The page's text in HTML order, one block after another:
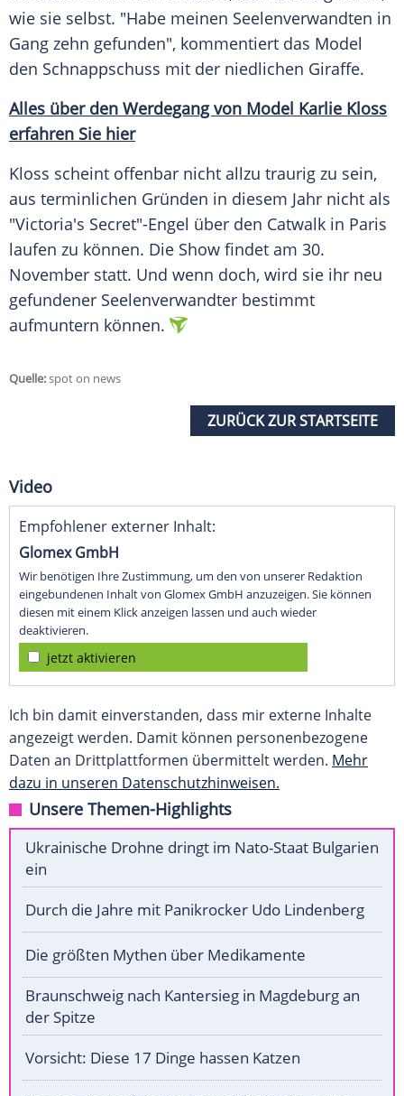
wie sie selbst. "Habe meinen Seelenverwandten in
Gang zehn gefunden", kommentiert das Model
den Schnappschuss mit der niedlichen Giraffe.
Alles über den Werdegang von Model Karlie Kloss
erfahren Sie hier
Kloss scheint offenbar nicht allzu traurig zu sein,
aus terminlichen Gründen in diesem Jahr nicht als
"Victoria's Secret"-Engel über den Catwalk in Paris
laufen zu können. Die Show findet am 30.
November statt. Und wenn doch, wird sie ihr neu
gefundener Seelenverwandter bestimmt
aufmuntern können.
Quelle:spot on news
ZURÜCK ZUR STARTSEITE
Video
Empfohlener externer Inhalt:
Glomex GmbH
Wir benötigen Ihre Zustimmung, um den von unserer Redaktion
eingebundenen Inhalt von Glomex GmbH anzuzeigen. Sie können
diesen mit einem Klick anzeigen lassen und auch wieder
deaktivieren.
jetzt aktivieren
Ich bin damit einverstanden, dass mir externe Inhalte
angezeigt werden. Damit können personenbezogene
Daten an Drittplattformen übermittelt werden. Mehr
dazu in unseren Datenschutzhinweisen.
Unsere Themen-Highlights
Ukrainische Drohne dringt im Nato-Staat Bulgarien
ein
Durch die Jahre mit Panikrocker Udo Lindenberg
Die größten Mythen über Medikamente
Braunschweig nach Kantersieg in Magdeburg an
der Spitze
Vorsicht: Diese 17 Dinge hassen Katzen